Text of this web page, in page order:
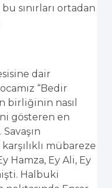
sınırları ortadan
dair
“Bedir
birliğinin nasıl
gösteren en
Hamza, Ey Ali, Ey
Halbuki